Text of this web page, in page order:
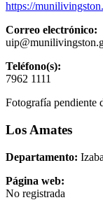
https://
Correo electrónico:
Teléfono(s):
7962 1111
Fotografía pendiente
Los Amates
Departamento:
Página web:
No registrada